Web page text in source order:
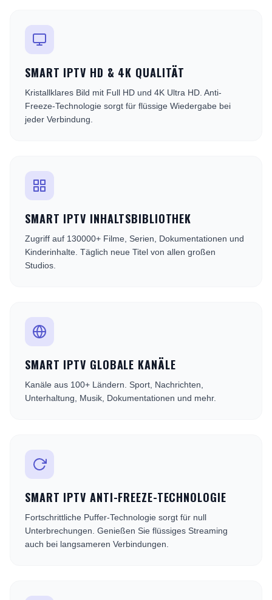
SMART IPTV HD & 4K QUALITÄT
Kristallklares Bild mit Full HD und 4K Ultra HD. Anti-
Freeze-Technologie sorgt für flüssige Wiedergabe bei
jeder Verbindung.
SMART IPTV INHALTSBIBLIOTHEK
Zugriff auf 130000+ Filme, Serien, Dokumentationen und
Kinderinhalte. Täglich neue Titel von allen großen
Studios.
SMART IPTV GLOBALE KANÄLE
Kanäle aus 100+ Ländern. Sport, Nachrichten,
Unterhaltung, Musik, Dokumentationen und mehr.
SMART IPTV ANTI-FREEZE-TECHNOLOGIE
Fortschrittliche Puffer-Technologie sorgt für null
Unterbrechungen. Genießen Sie flüssiges Streaming
auch bei langsameren Verbindungen.